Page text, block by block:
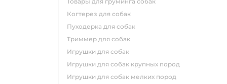
когтерез для собак
пуходерка для собак
триммер для собак
игрушки для собак
игрушки для собак крупных пород
игрушки для собак мелких пород